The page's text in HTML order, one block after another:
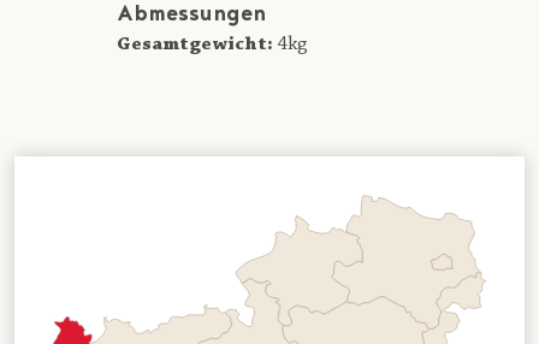
Abmessungen
Gesamtgewicht: 4kg